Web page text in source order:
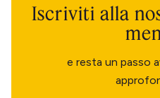
Iscriviti alla
e resta un passo